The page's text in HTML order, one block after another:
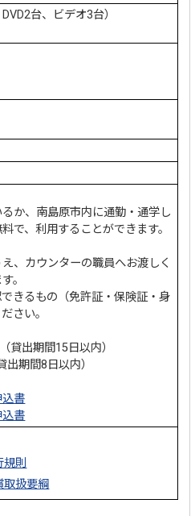
台、ビデオ3台）
か、南島原市内に通勤・通学し
で、利用することができます。
、カウンターの職員へお渡しく
。
きるもの（免許証・保険証・身
さい。
出期間15日以内）
期間8日以内）
書
書
則
取扱要綱